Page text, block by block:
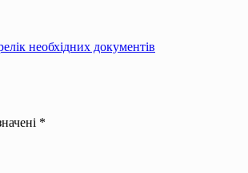
необхідних документів
*